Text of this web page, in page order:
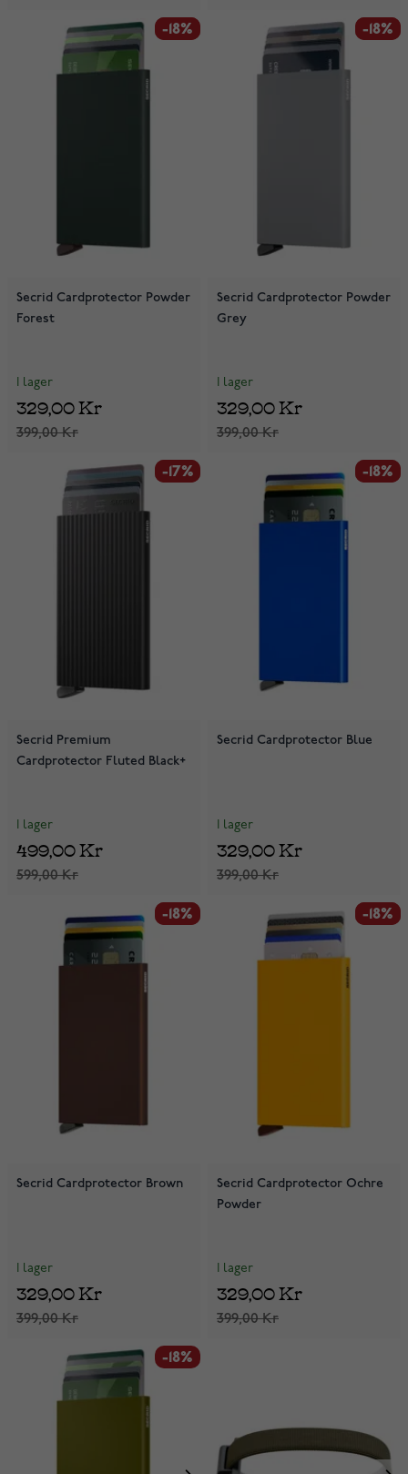
-18%
-18%
Secrid Cardprotector Powder
Forest
I lager
399,00 Kr
329,00 Kr
-18%
-18%
Secrid Cardprotector Powder
Grey
I lager
399,00 Kr
329,00 Kr
-17%
-17%
Secrid Premium
Cardprotector Fluted Black+
I lager
599,00 Kr
499,00 Kr
-18%
-18%
Secrid Cardprotector Blue
I lager
399,00 Kr
329,00 Kr
-18%
-18%
Secrid Cardprotector Brown
I lager
399,00 Kr
329,00 Kr
-18%
-18%
Secrid Cardprotector Ochre
Powder
I lager
399,00 Kr
329,00 Kr
-18%